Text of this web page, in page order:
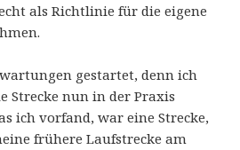
als Richtlinie für die eigene
gestartet, denn ich
Strecke nun in der Praxis
ich vorfand, war eine Strecke,
frühere Laufstrecke am